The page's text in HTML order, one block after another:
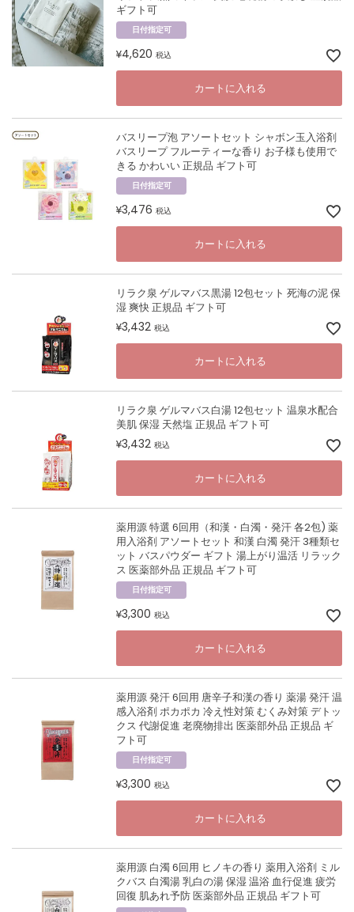
ギフト可
日付指定可
¥4,620 税込
カートに入れる
バスリープ泡 アソートセット シャボン玉入浴剤
バスリープ フルーティーな香り お子様も使用で
きる かわいい 正規品 ギフト可
日付指定可
¥3,476 税込
カートに入れる
リラク泉 ゲルマバス黒湯 12包セット 死海の泥 保
湿 爽快 正規品 ギフト可
¥3,432 税込
カートに入れる
リラク泉 ゲルマバス白湯 12包セット 温泉水配合
美肌 保湿 天然塩 正規品 ギフト可
¥3,432 税込
カートに入れる
薬用源 特選 6回用（和漢・白濁・発汗 各2包) 薬
用入浴剤 アソートセット 和漢 白濁 発汗 3種類セ
ット バスパウダー ギフト 湯上がり温活 リラック
ス 医薬部外品 正規品 ギフト可
日付指定可
¥3,300 税込
カートに入れる
薬用源 発汗 6回用 唐辛子和漢の香り 薬湯 発汗 温
感入浴剤 ポカポカ 冷え性対策 むくみ対策 デトッ
クス 代謝促進 老廃物排出 医薬部外品 正規品 ギ
フト可
日付指定可
¥3,300 税込
カートに入れる
薬用源 白濁 6回用 ヒノキの香り 薬用入浴剤 ミル
クバス 白濁湯 乳白の湯 保湿 温浴 血行促進 疲労
回復 肌あれ予防 医薬部外品 正規品 ギフト可